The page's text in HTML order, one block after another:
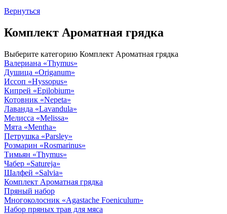
Вернуться
Комплект Ароматная грядка
Выберите категорию Комплект Ароматная грядка
Валериана «Thymus»
Душица «Origanum»
Иссоп «Hyssopus»
Кипрей «Epilobium»
Котовник «Nepeta»
Лаванда «Lavandula»
Мелисса «Melissa»
Мята «Mentha»
Петрушка «Parsley»
Розмарин «Rosmarinus»
Тимьян «Thymus»
Чабер «Satureja»
Шалфей «Salvia»
Комплект Ароматная грядка
Пряный набор
Многоколосник «Agastache Foeniculum»
Набор пряных трав для мяса